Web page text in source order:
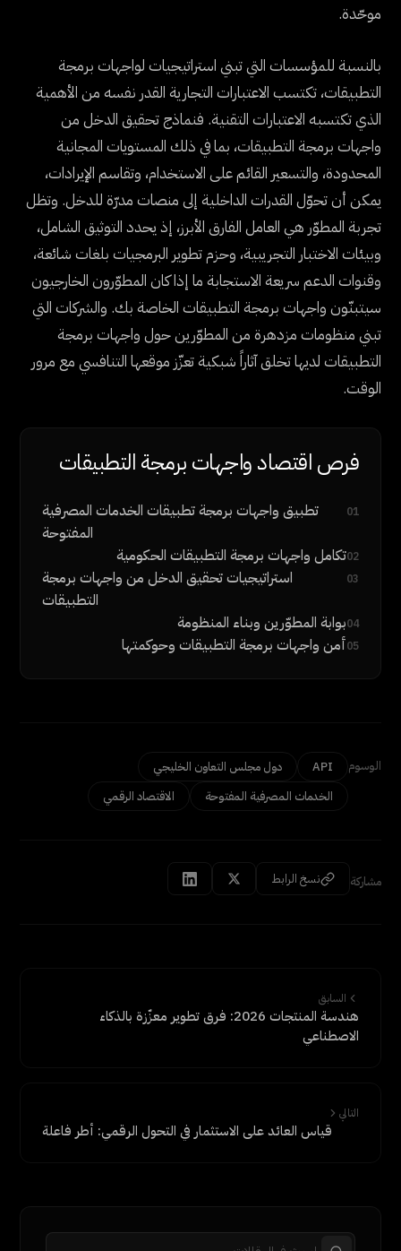
موحّدة.
بالنسبة للمؤسسات التي تبني استراتيجيات لواجهات برمجة
التطبيقات، تكتسب الاعتبارات التجارية القدر نفسه من الأهمية
الذي تكتسبه الاعتبارات التقنية. فنماذج تحقيق الدخل من
واجهات برمجة التطبيقات، بما في ذلك المستويات المجانية
المحدودة، والتسعير القائم على الاستخدام، وتقاسم الإيرادات،
يمكن أن تحوّل القدرات الداخلية إلى منصات مدرّة للدخل. وتظل
تجربة المطوّر هي العامل الفارق الأبرز، إذ يحدد التوثيق الشامل،
وبيئات الاختبار التجريبية، وحزم تطوير البرمجيات بلغات شائعة،
وقنوات الدعم سريعة الاستجابة ما إذا كان المطوّرون الخارجيون
سيتبنّون واجهات برمجة التطبيقات الخاصة بك. والشركات التي
تبني منظومات مزدهرة من المطوّرين حول واجهات برمجة
التطبيقات لديها تخلق آثاراً شبكية تعزّز موقعها التنافسي مع مرور
الوقت.
فرص اقتصاد واجهات برمجة التطبيقات
01
تطبيق واجهات برمجة تطبيقات الخدمات المصرفية
المفتوحة
02تكامل واجهات برمجة التطبيقات الحكومية
03
استراتيجيات تحقيق الدخل من واجهات برمجة
التطبيقات
04بوابة المطوّرين وبناء المنظومة
05أمن واجهات برمجة التطبيقات وحوكمتها
الوسوم API
دول مجلس التعاون الخليجي
الخدمات المصرفية المفتوحة
الاقتصاد الرقمي
مشاركة نسخ الرابط
السابق
هندسة المنتجات 2026: فرق تطوير معزّزة بالذكاء
الاصطناعي
التالي
قياس العائد على الاستثمار في التحول الرقمي: أطر فاعلة